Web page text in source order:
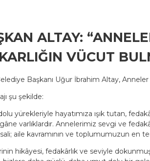
ALTAY:
VÜCUT
Başkanı Uğur İbrahim Altay, Anneler
şu şekilde:
yürekleriyle hayatımıza ışık tutan,
varlıklardır. Annelerimiz sevgi ve
aile kavramının ve toplumumuzun en
hikâyesi, fedakârlık ve seviyle